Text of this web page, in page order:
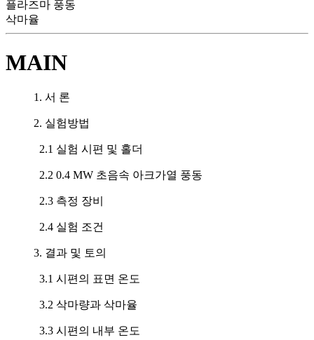
플라즈마 풍동
삭마율
MAIN
1. 서 론
2. 실험방법
2.1 실험 시편 및 홀더
2.2 0.4 MW 초음속 아크가열 풍동
2.3 측정 장비
2.4 실험 조건
3. 결과 및 토의
3.1 시편의 표면 온도
3.2 삭마량과 삭마율
3.3 시편의 내부 온도